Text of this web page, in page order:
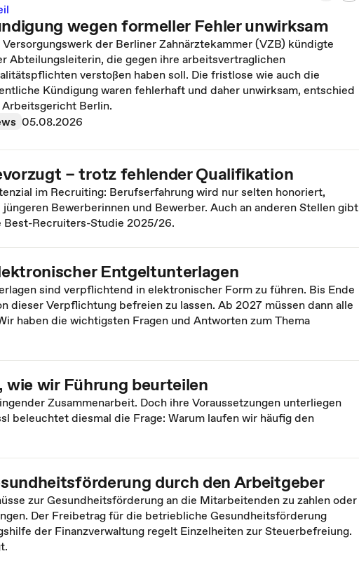
wegen formeller Fehler unwirksam
Versorgungswerk der Berliner Zahnärztekammer (VZB) kündigte
Abteilungsleiterin, die gegen ihre arbeitsvertraglichen
verstoßen haben soll. Die fristlose wie auch die
Kündigung waren fehlerhaft und daher unwirksam, entschied
Arbeitsgericht Berlin.
05.08.2026
– trotz fehlender Qualifikation
im Recruiting: Berufserfahrung wird nur selten honoriert,
Bewerberinnen und Bewerber. Auch an anderen Stellen gibt
Recruiters-Studie 2025/26.
Entgeltunterlagen
sind verpflichtend in elektronischer Form zu führen. Bis Ende
dieser Verpflichtung befreien zu lassen. Ab 2027 müssen dann alle
haben die wichtigsten Fragen und Antworten zum Thema
wie wir Führung beurteilen
Zusammenarbeit. Doch ihre Voraussetzungen unterliegen
beleuchtet diesmal die Frage: Warum laufen wir häufig den
durch den Arbeitgeber
zur Gesundheitsförderung an die Mitarbeitenden zu zahlen oder
Der Freibetrag für die betriebliche Gesundheitsförderung
der Finanzverwaltung regelt Einzelheiten zur Steuerbefreiung.